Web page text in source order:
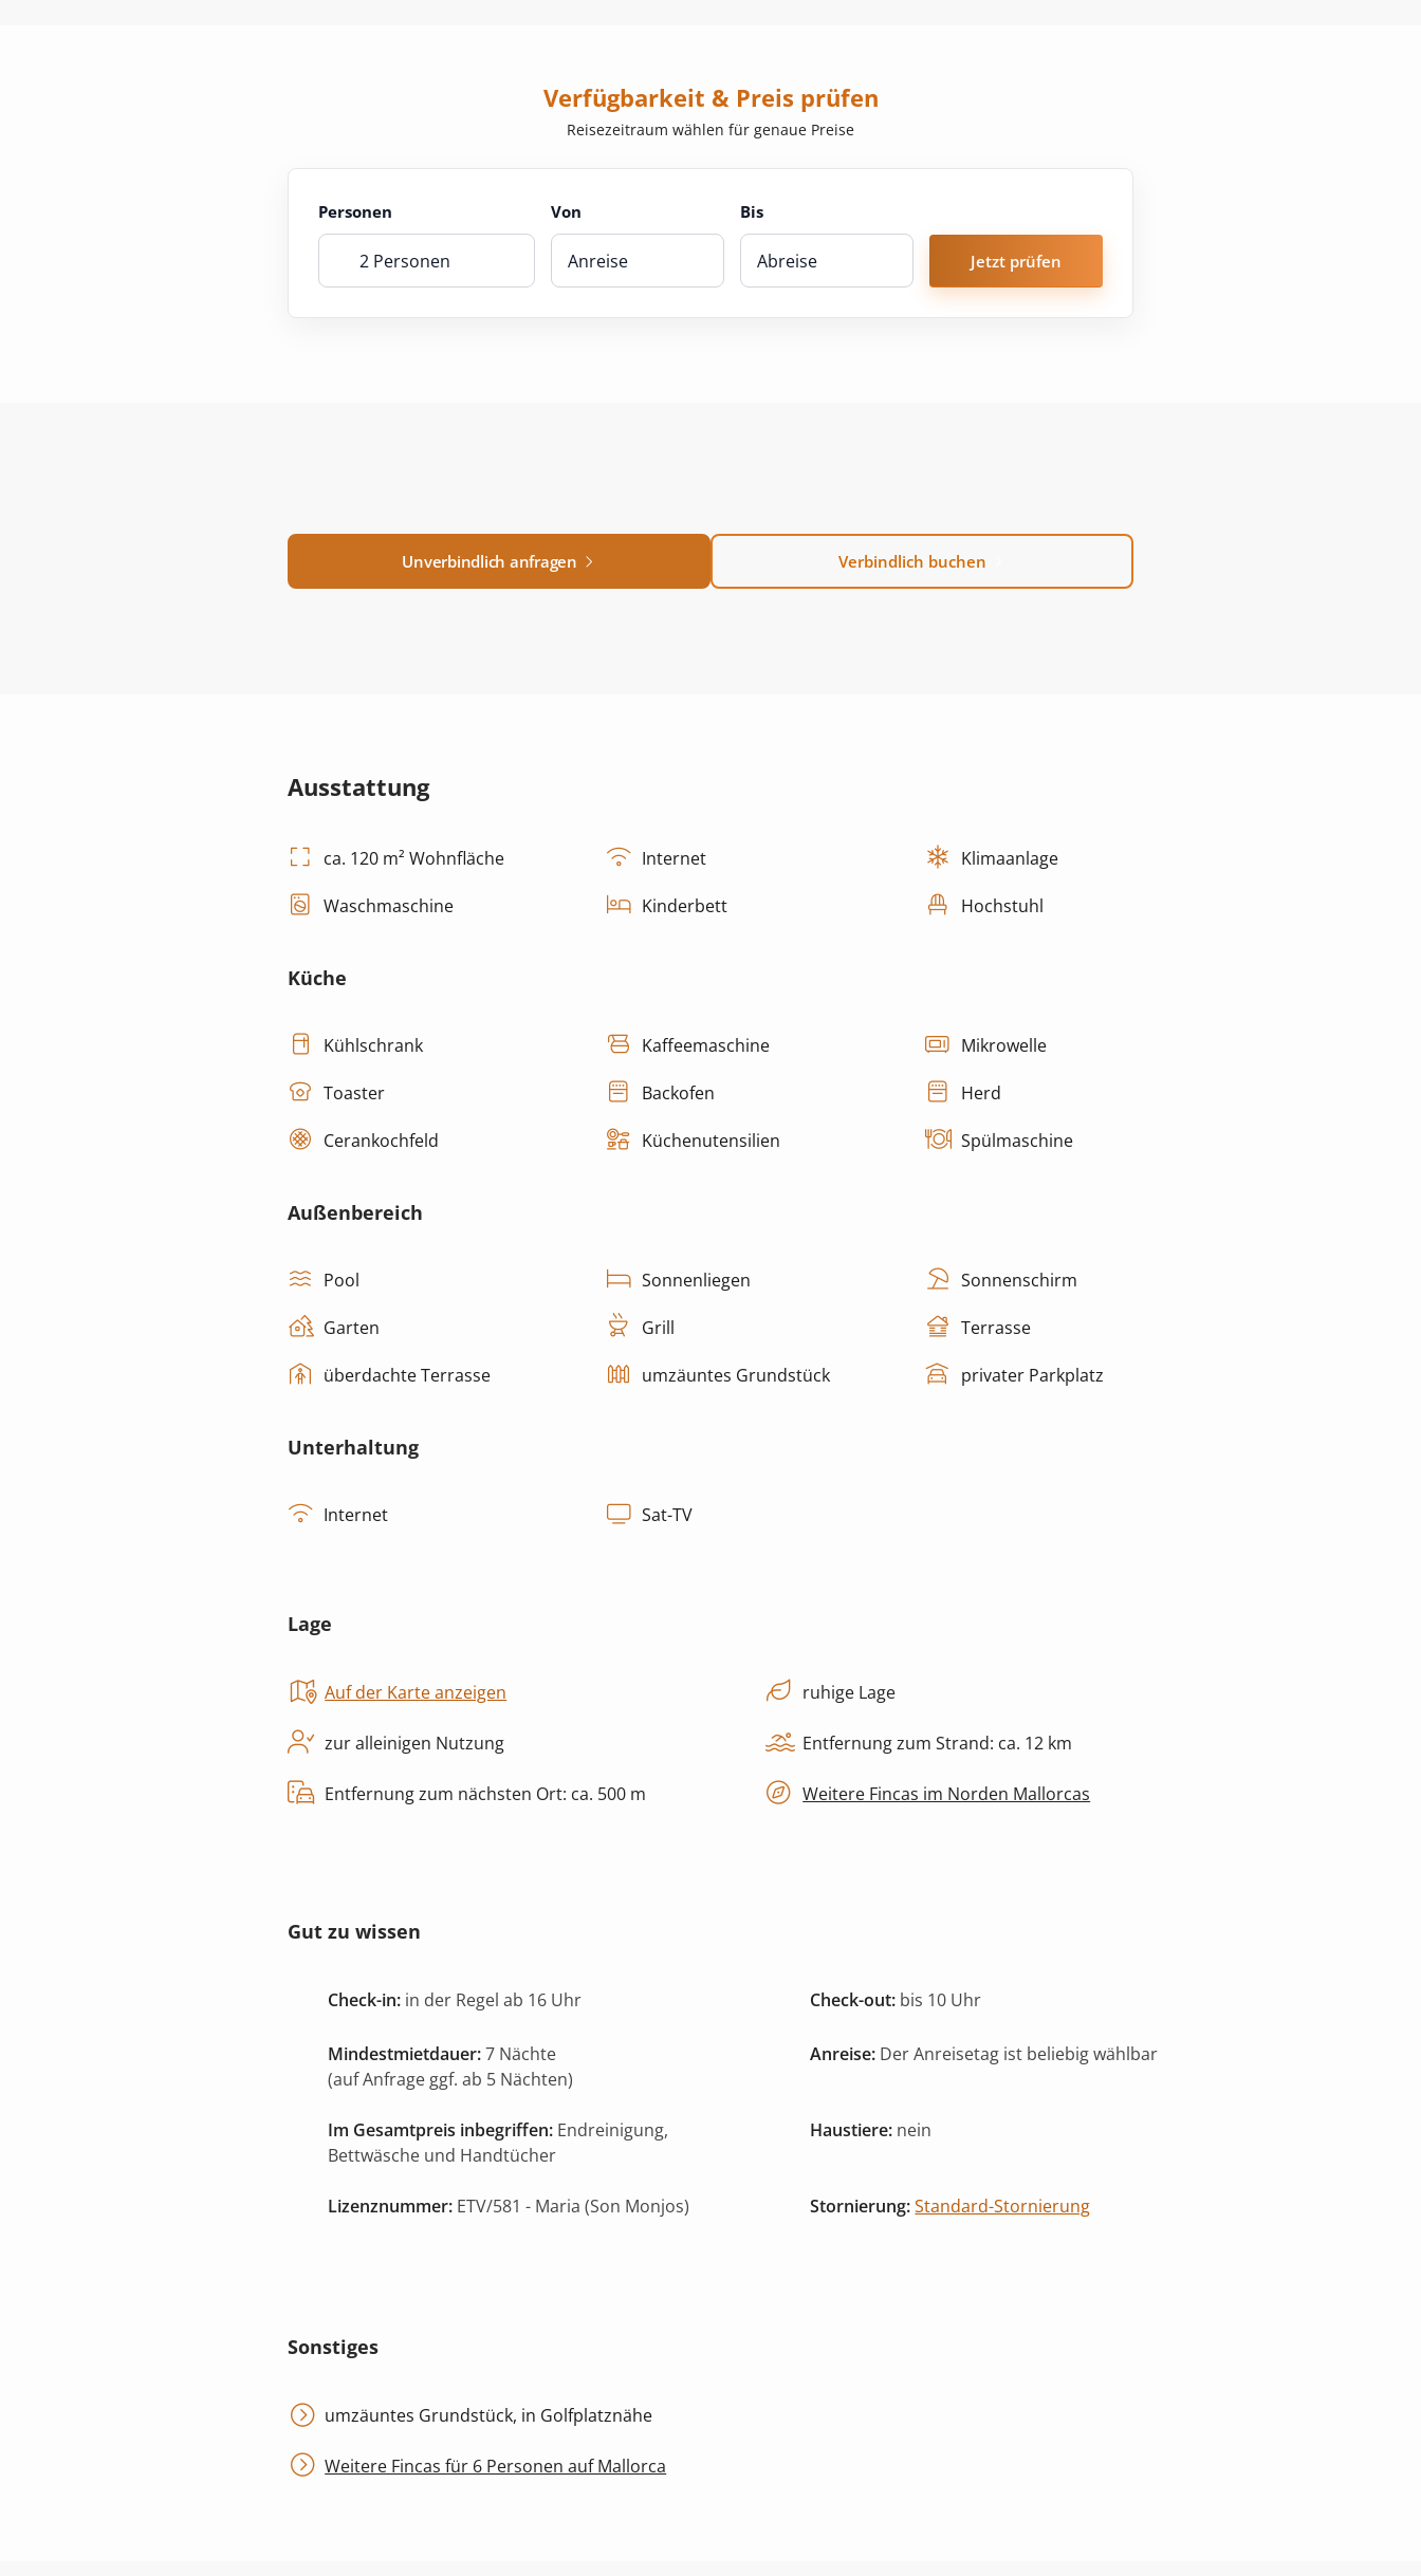
Verfügbarkeit & Preis prüfen
Reisezeitraum wählen für genaue Preise
Personen
2 Personen
Von Bis
Jetzt prüfen
Unverbindlich anfragen Verbindlich buchen
Ausstattung
ca. 120 m² Wohnfläche Internet Klimaanlage
Waschmaschine Kinderbett Hochstuhl
Küche
Kühlschrank Kaffeemaschine Mikrowelle
Toaster Backofen Herd
Cerankochfeld Küchenutensilien Spülmaschine
Außenbereich
Pool Sonnenliegen Sonnenschirm
Garten Grill Terrasse
überdachte Terrasse umzäuntes Grundstück privater Parkplatz
Unterhaltung
Internet Sat-TV
Lage
Auf der Karte anzeigen ruhige Lage
zur alleinigen Nutzung Entfernung zum Strand: ca. 12 km
Entfernung zum nächsten Ort: ca. 500 m Weitere Fincas im Norden Mallorcas
Gut zu wissen
Check-in: in der Regel ab 16 Uhr Check-out: bis 10 Uhr
Mindestmietdauer:7 Nächte
(auf Anfrage ggf. ab 5 Nächten)
Anreise: Der Anreisetag ist beliebig wählbar
Im Gesamtpreis inbegriffen: Endreinigung,
Bettwäsche und Handtücher
Haustiere: nein
Lizenznummer: ETV/581 - Maria (Son Monjos) Stornierung:Standard-Stornierung
Sonstiges
umzäuntes Grundstück, in Golfplatznähe
Weitere Fincas für 6 Personen auf Mallorca